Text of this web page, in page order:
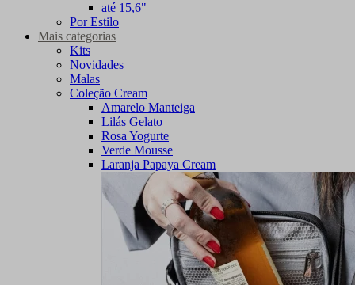
até 15,6"
Por Estilo
Mais categorias
Kits
Novidades
Malas
Coleção Cream
Amarelo Manteiga
Lilás Gelato
Rosa Yogurte
Verde Mousse
Laranja Papaya Cream